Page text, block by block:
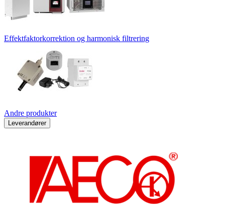
Effektfaktorkorrektion og harmonisk filtrering
Andre produkter
Leverandører